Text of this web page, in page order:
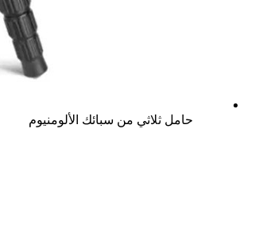
حامل ثلاثي من سبائك الألومنيوم